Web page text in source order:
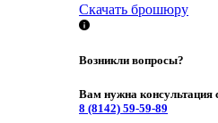
Скачать брошюру
Возникли вопросы?
Вам нужна консультация
8 (8142) 59-59-89